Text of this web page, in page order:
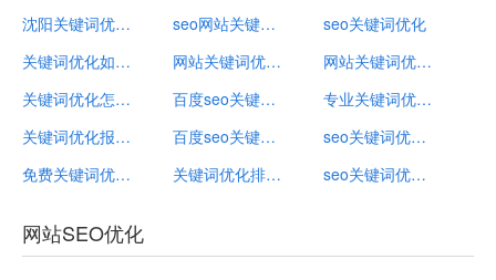
沈阳关键词优化软件
关键词优化如何做
关键词优化怎样写
关键词优化报价策略
免费关键词优化排名软件
seo网站关键词优化多少钱一次
网站关键词优化方案怎么写
百度seo关键词优化
百度seo关键词优化
关键词优化排名seo
seo关键词优化
网站关键词优化排名
专业关键词优化最新报价
seo关键词优化费用
seo关键词优化软件
网站SEO优化